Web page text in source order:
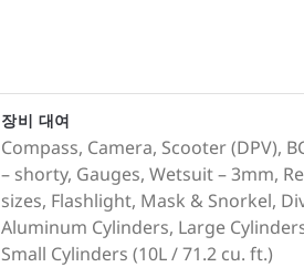
장비 대여
Compass, Camera, Scooter (DPV),
– shorty, Gauges, Wetsuit – 3mm,
sizes, Flashlight, Mask & Snorkel,
Aluminum Cylinders, Large
Small Cylinders (10L / 71.2 cu. ft.)